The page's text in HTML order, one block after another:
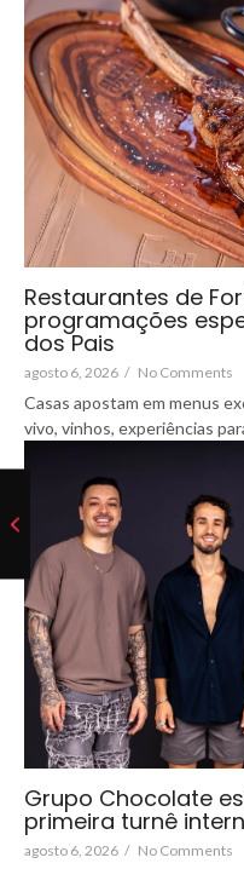
Restaurantes de
programações
dos Pais
agosto 6, 2026 / No Comments
Casas apostam em menus
vivo, vinhos, experiências
Grupo Chocolate
primeira turnê
agosto 6, 2026 / No Comments